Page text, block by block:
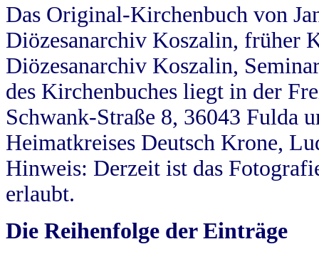
Das Original-Kirchenbuch von
Diözesanarchiv Koszalin, früher
Diözesanarchiv Koszalin,
des Kirchenbuches liegt in der
Schwank-Straße 8, 36043 Fulda
Heimatkreises Deutsch Krone,
Hinweis: Derzeit ist das
erlaubt.
Die Reihenfolge der Einträge